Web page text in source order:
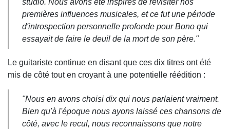
studio. Nous avons été inspirés de revisiter nos
premières influences musicales, et ce fut une période
d'introspection personnelle profonde pour Bono qui
essayait de faire le deuil de la mort de son père."
Le guitariste continue en disant que ces dix titres ont été
mis de côté tout en croyant à une potentielle réédition :
"Nous en avons choisi dix qui nous parlaient vraiment.
Bien qu'à l'époque nous ayons laissé ces chansons de
côté, avec le recul, nous reconnaissons que notre